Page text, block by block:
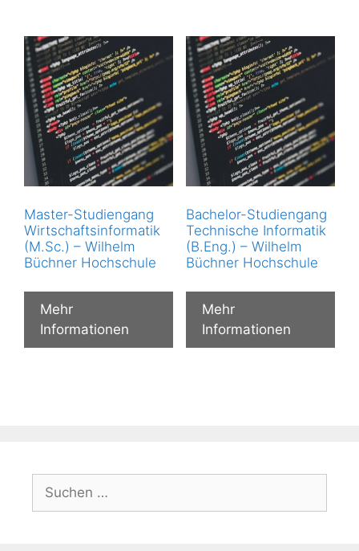
Master-Studiengang
Wirtschaftsinformatik
(M.Sc.) – Wilhelm
Büchner Hochschule
Mehr
Informationen
Bachelor-Studiengang
Technische Informatik
(B.Eng.) – Wilhelm
Büchner Hochschule
Mehr
Informationen
Suchen
nach: